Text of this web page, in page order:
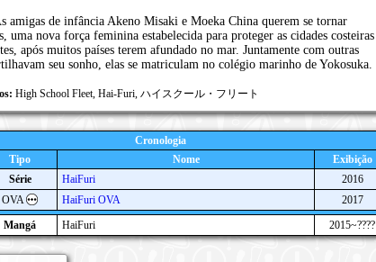
amigas de infância Akeno Misaki e Moeka China querem se tornar
uma nova força feminina estabelecida para proteger as cidades costeiras
após muitos países terem afundado no mar. Juntamente com outras
seu sonho, elas se matriculam no colégio marinho de Yokosuka.
High School Fleet, Hai-Furi, ハイスクール・フリート
Cronologia
Tipo Nome Exibição
Série HaiFuri
2016
OVA
HaiFuri OVA
2017
Mangá
HaiFuri 2015~????